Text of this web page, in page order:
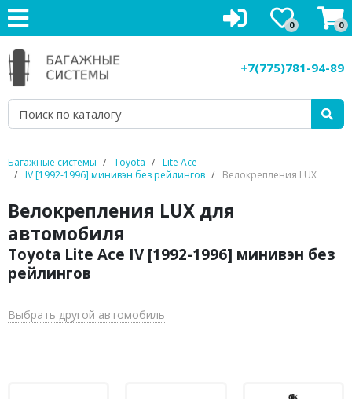
0 0
+7(775)781-94-89
Багажные системы Toyota
Lite Ace
IV [1992-1996] минивэн без рейлингов
Велокрепления LUX
Велокрепления LUX для
автомобиля
Toyota Lite Ace IV [1992-1996] минивэн без
рейлингов
Выбрать другой автомобиль
Багажники на крышу
Рейлинги на крышу
Боксы на крышу
Велокрепления
Грузовые корзины
Аксессуары